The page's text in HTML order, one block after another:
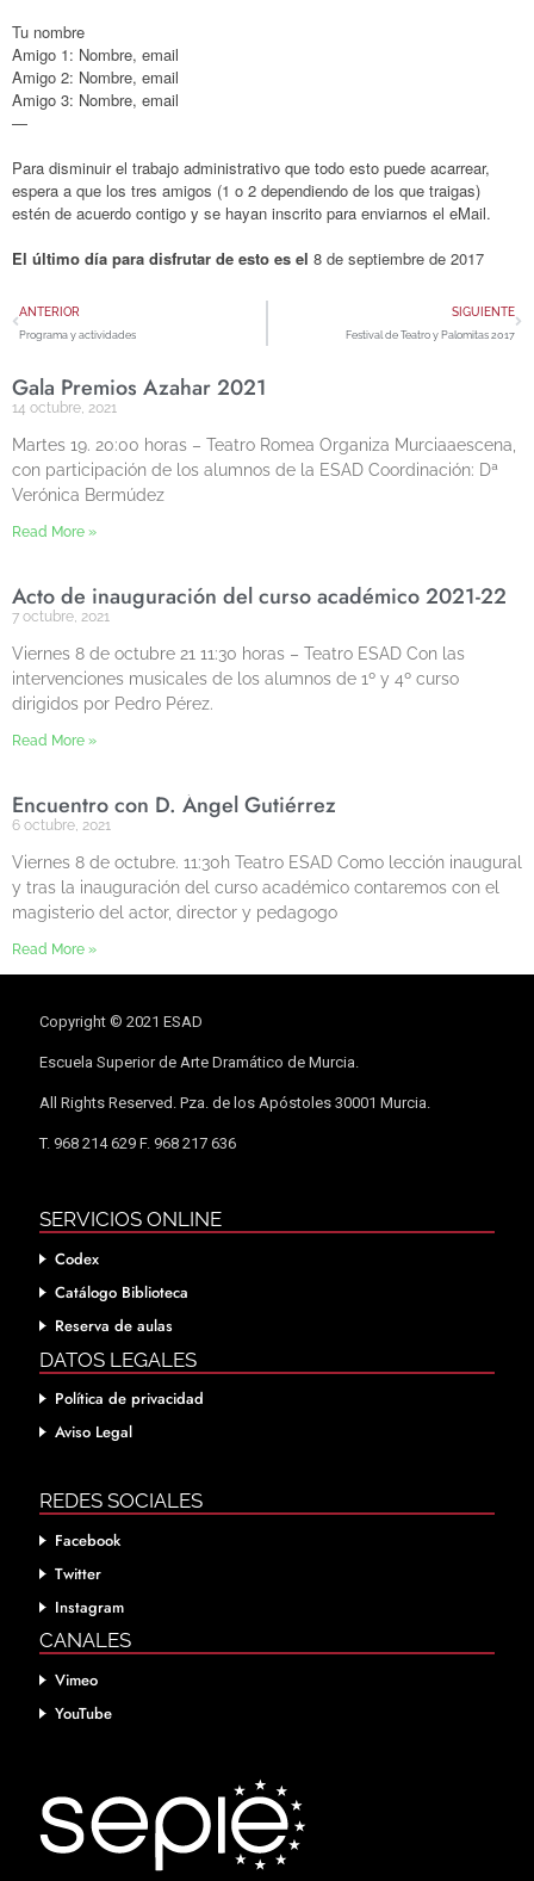
Tu nombre
Amigo 1: Nombre, email
Amigo 2: Nombre, email
Amigo 3: Nombre, email
—
Para disminuir el trabajo administrativo que todo esto puede acarrear,
espera a que los tres amigos (1 o 2 dependiendo de los que traigas)
estén de acuerdo contigo y se hayan inscrito para enviarnos el eMail.
El último día para disfrutar de esto es el 8 de septiembre de 2017
ANTERIOR
Programa y actividades
SIGUIENTE
Festival de Teatro y Palomitas 2017
Gala Premios Azahar 2021
14 octubre, 2021
Martes 19. 20:00 horas – Teatro Romea Organiza Murciaaescena,
con participación de los alumnos de la ESAD Coordinación: Dª
Verónica Bermúdez
Read More »
Acto de inauguración del curso académico 2021-22
7 octubre, 2021
Viernes 8 de octubre 21 11:30 horas – Teatro ESAD Con las
intervenciones musicales de los alumnos de 1º y 4º curso
dirigidos por Pedro Pérez.
Read More »
Encuentro con D. Ángel Gutiérrez
6 octubre, 2021
Viernes 8 de octubre. 11:30h Teatro ESAD Como lección inaugural
y tras la inauguración del curso académico contaremos con el
magisterio del actor, director y pedagogo
Read More »
Copyright © 2021 ESAD
Escuela Superior de Arte Dramático de Murcia.
All Rights Reserved. Pza. de los Apóstoles 30001 Murcia.
T. 968 214 629 F. 968 217 636
SERVICIOS ONLINE
Codex
Catálogo Biblioteca
Reserva de aulas
DATOS LEGALES
Política de privacidad
Aviso Legal
REDES SOCIALES
Facebook
Twitter
Instagram
CANALES
Vimeo
YouTube